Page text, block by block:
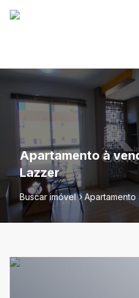
Apartamento à
Lazzer
Buscar imóvel